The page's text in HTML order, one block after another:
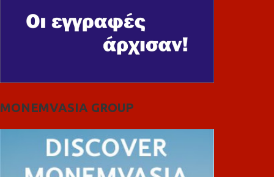
MONEMVASIA GROUP